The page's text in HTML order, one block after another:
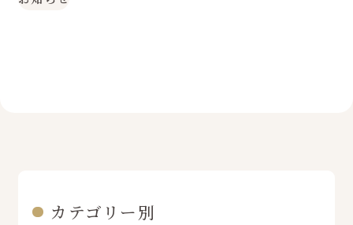
カテゴリー別